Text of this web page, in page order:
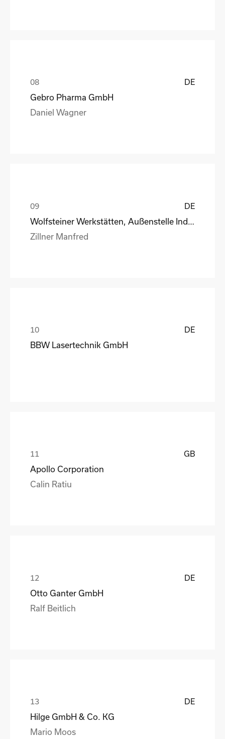
DE
Gebro Pharma GmbH
Daniel Wagner
DE
Zillner Manfred
DE
BBW Lasertechnik GmbH
GB
Apollo Corporation
Calin Ratiu
DE
Otto Ganter GmbH
Ralf Beitlich
DE
Hilge GmbH & Co. KG
Mario Moos